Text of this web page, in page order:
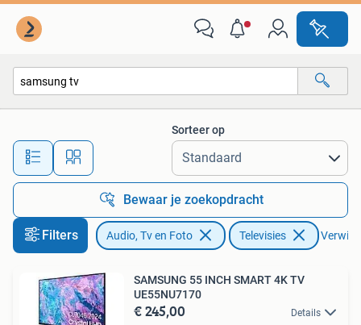
Alle afstanden…
Sorteer op
Bewaar je zoekopdracht
Filters Audio, Tv en Foto Televisies
SAMSUNG 55 INCH SMART 4K TV
UE55NU7170
€ 245,00 Details